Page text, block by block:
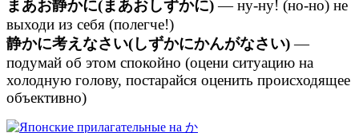
まあお静かに(まあおしずかに)— ну-ну! (но-но) не
выходи из себя (полегче!)
静かに考えなさい(しずかにかんがなさい)—
подумай об этом спокойно (оцени ситуацию на
холодную голову, постарайся оценить происходящее
объективно)